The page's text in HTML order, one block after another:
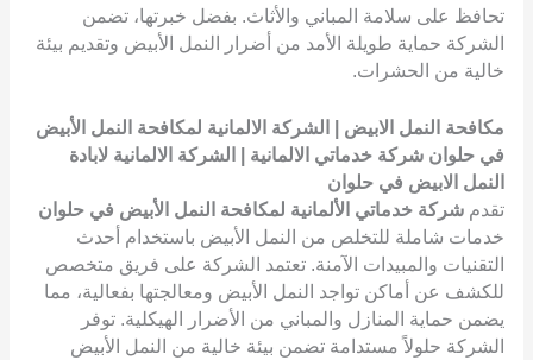
تحافظ على سلامة المباني والأثاث. بفضل خبرتها، تضمن
الشركة حماية طويلة الأمد من أضرار النمل الأبيض وتقديم بيئة
خالية من الحشرات.
مكافحة النمل الابيض | الشركة الالمانية لمكافحة النمل الأبيض
في حلوان شركة خدماتي الالمانية | الشركة الالمانية لابادة
النمل الابيض في حلوان
تقدم شركة خدماتي الألمانية لمكافحة النمل الأبيض في حلوان
خدمات شاملة للتخلص من النمل الأبيض باستخدام أحدث
التقنيات والمبيدات الآمنة. تعتمد الشركة على فريق متخصص
للكشف عن أماكن تواجد النمل الأبيض ومعالجتها بفعالية، مما
يضمن حماية المنازل والمباني من الأضرار الهيكلية. توفر
الشركة حلولاً مستدامة تضمن بيئة خالية من النمل الأبيض